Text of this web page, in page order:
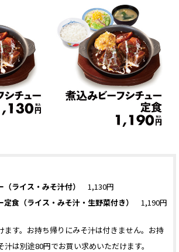
ライス・みそ汁付）
1,130円
食（ライス・みそ汁・生野菜付き）
1,190円
す。お持ち帰りにみそ汁は付きません。お持
は別途80円でお買い求めいただけます。